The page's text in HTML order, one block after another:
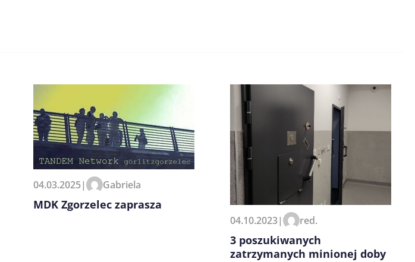
04.03.2025| Gabriela
MDK Zgorzelec zaprasza
04.10.2023| red.
3 poszukiwanych
zatrzymanych minionej doby